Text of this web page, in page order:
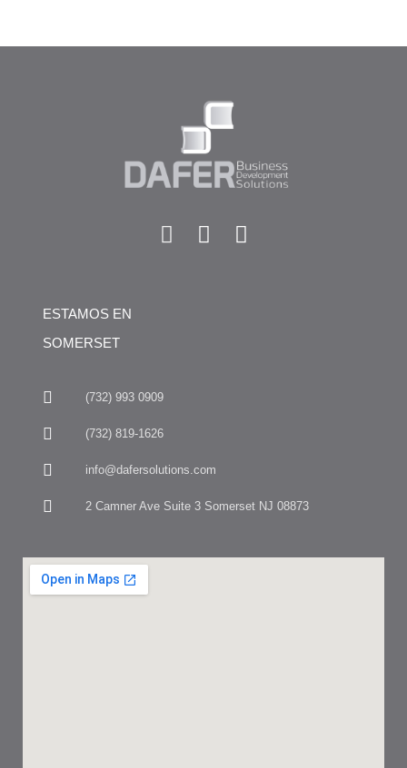
ESTAMOS EN
SOMERSET
(732) 993 0909
(732) 819-1626
info@dafersolutions.com
2 Camner Ave Suite 3 Somerset NJ 08873